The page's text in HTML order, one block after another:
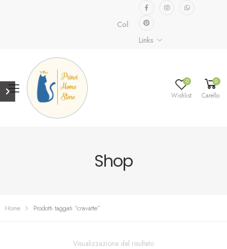
Collezione speciale già
Links
0
Wishlist
0
Carello
Shop
Home Prodotti taggati “cravatte”
Visualizzazione del risultato